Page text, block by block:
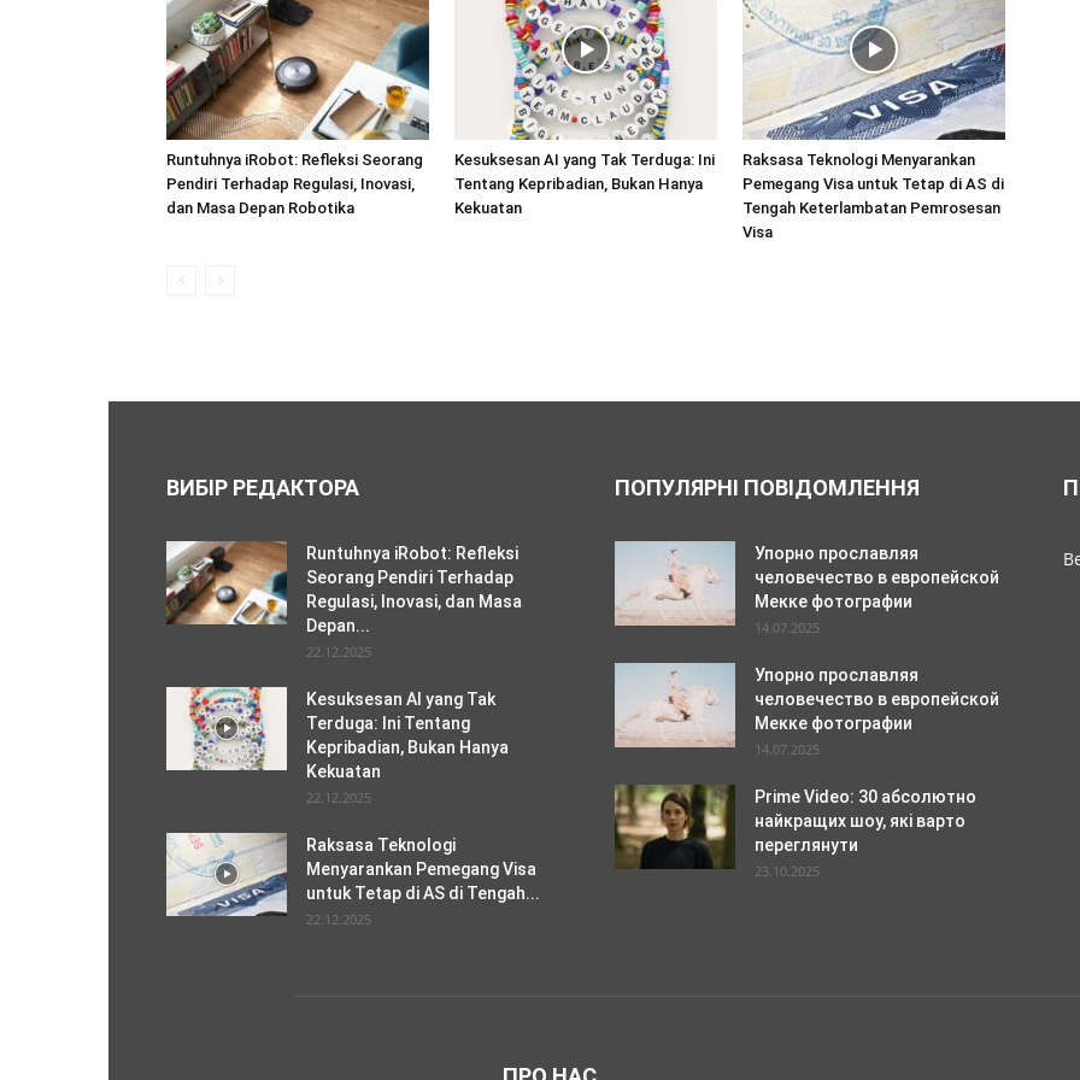
Runtuhnya iRobot: Refleksi Seorang
Pendiri Terhadap Regulasi, Inovasi,
dan Masa Depan Robotika
Kesuksesan AI yang Tak Terduga: Ini
Tentang Kepribadian, Bukan Hanya
Kekuatan
Raksasa Teknologi Menyarankan
Pemegang Visa untuk Tetap di AS di
Tengah Keterlambatan Pemrosesan
Visa
ВИБІР РЕДАКТОРА
Runtuhnya iRobot: Refleksi
Seorang Pendiri Terhadap
Regulasi, Inovasi, dan Masa
Depan...
22.12.2025
Kesuksesan AI yang Tak
Terduga: Ini Tentang
Kepribadian, Bukan Hanya
Kekuatan
22.12.2025
Raksasa Teknologi
Menyarankan Pemegang Visa
untuk Tetap di AS di Tengah...
22.12.2025
ПОПУЛЯРНІ ПОВІДОМЛЕННЯ
Упорно прославляя
человечество в европейской
Мекке фотографии
14.07.2025
Упорно прославляя
человечество в европейской
Мекке фотографии
14.07.2025
Prime Video: 30 абсолютно
найкращих шоу, які варто
переглянути
23.10.2025